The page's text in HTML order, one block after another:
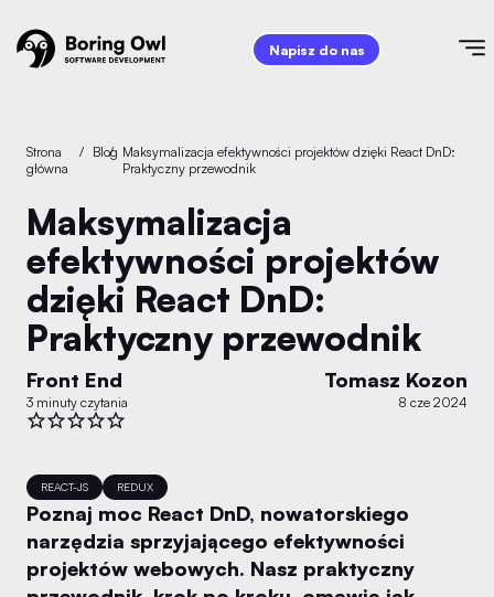
Napisz do nas
Strona
główna
/ Blog
/
Maksymalizacja efektywności projektów dzięki React DnD:
Praktyczny przewodnik
Maksymalizacja
efektywności projektów
dzięki React DnD:
Praktyczny przewodnik
Front End
3 minuty czytania
Tomasz Kozon
8 cze 2024
REACT-JS REDUX
Poznaj moc React DnD, nowatorskiego
narzędzia sprzyjającego efektywności
projektów webowych. Nasz praktyczny